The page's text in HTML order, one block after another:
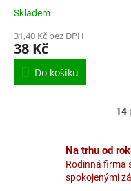
Skladem
31,40 Kč bez DPH
38 Kč
Do košíku
14
Na trhu od
Rodinná firma
spokojenými